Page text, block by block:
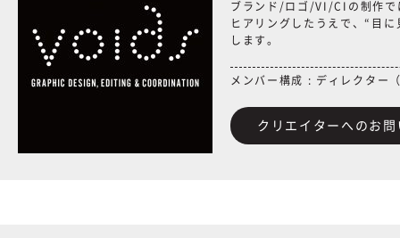
ブランド/ロゴ/VI/CIの制作で
ヒアリングしたうえで、“目
します。
メンバー構成 : ディレクター
クリエイターへのお